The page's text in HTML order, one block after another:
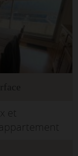
et